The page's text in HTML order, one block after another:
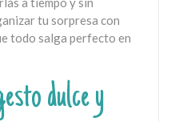
tu sorpresa con
todo salga perfecto en
dulce y